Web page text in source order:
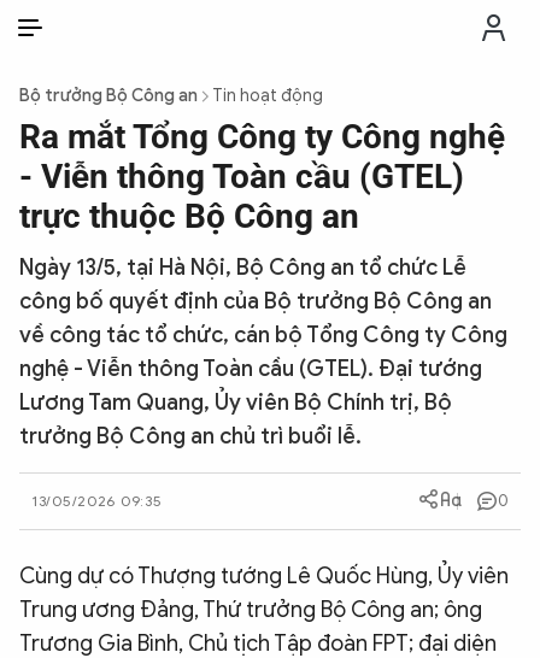
THỜI SỰ
CHỐNG DIỄN BIẾN HÒA BÌNH
CÔNG AN TRONG LÒNG DÂN
XÃ HỘI
PHÁP LUẬT
CÔNG NGHỆ
QUỐC TẾ
VĂN HÓA - THỂ THAO
Bộ trưởng Bộ Công an Tin hoạt động
Ra mắt Tổng Công ty Công nghệ
- Viễn thông Toàn cầu (GTEL)
trực thuộc Bộ Công an
Ngày 13/5, tại Hà Nội, Bộ Công an tổ chức Lễ
công bố quyết định của Bộ trưởng Bộ Công an
về công tác tổ chức, cán bộ Tổng Công ty Công
nghệ - Viễn thông Toàn cầu (GTEL). Đại tướng
Lương Tam Quang, Ủy viên Bộ Chính trị, Bộ
trưởng Bộ Công an chủ trì buổi lễ.
13/05/2026 09:35 0
Cùng dự có Thượng tướng Lê Quốc Hùng, Ủy viên
Trung ương Đảng, Thứ trưởng Bộ Công an; ông
Trương Gia Bình, Chủ tịch Tập đoàn FPT; đại diện